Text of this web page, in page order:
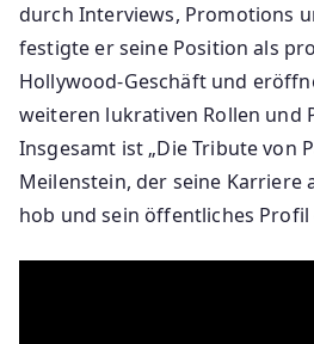
durch Interviews, Promotions
festigte er seine Position als
Hollywood-Geschäft und
weiteren lukrativen Rollen und
Insgesamt ist „Die Tribute von
Meilenstein, der seine Karriere
hob und sein öffentliches